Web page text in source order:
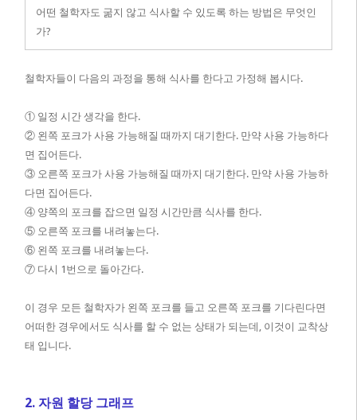
어떤 철학자도 굶지 않고 식사할 수 있도록 하는 방법은 무엇인
가?
철학자들이 다음의 과정을 통해 식사를 한다고 가정해 봅시다.
① 일정 시간 생각을 한다.
② 왼쪽 포크가 사용 가능해질 때까지 대기한다. 만약 사용 가능하다
면 집어든다.
③ 오른쪽 포크가 사용 가능해질 때까지 대기한다. 만약 사용 가능하
다면 집어든다.
④ 양쪽의 포크를 잡으면 일정 시간만큼 식사를 한다.
⑤ 오른쪽 포크를 내려놓는다.
⑥ 왼쪽 포크를 내려놓는다.
⑦ 다시 1번으로 돌아간다.
이 경우 모든 철학자가 왼쪽 포크를 들고 오른쪽 포크를 기다린다면
어떠한 경우에서도 식사를 할 수 없는 상태가 되는데, 이것이 교착상
태 입니다.
2. 자원 할당 그래프